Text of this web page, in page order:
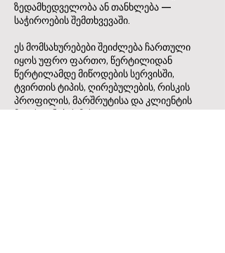
ზედამხედველობა ან თანხლება —
საჭიროების შემთხვევაში.
ეს მომსახურებები შეიძლება ჩართული
იყოს უფრო ფართო, წერტილიდან
წერტილამდე მიწოდების სერვისში,
ტვირთის ტიპის, ღირებულების, რისკის
პროფილის, მარშრუტისა და კლიენტის